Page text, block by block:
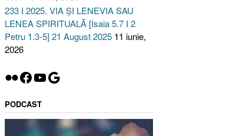
233 I 2025. VIA ȘI LENEVIA SAU
LENEA SPIRITUALĂ [Isaia 5.7 I 2
Petru 1.3-5] 21 August 2025 11 iunie,
2026
Flickr
Facebook
YouTube
Google
PODCAST